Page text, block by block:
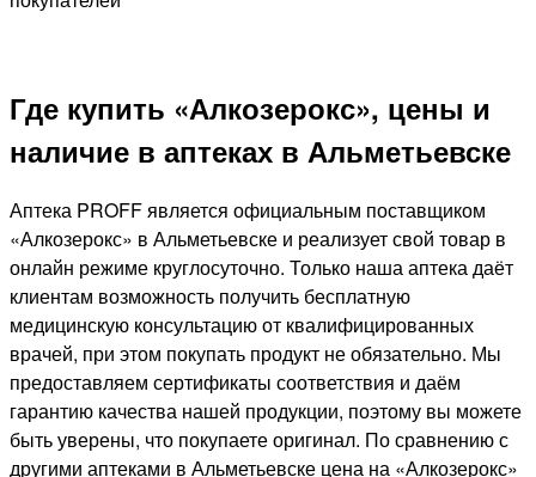
Где купить «Алкозерокс», цены и
наличие в аптеках в Альметьевске
Аптека PROFF является официальным поставщиком
«Алкозерокс» в Альметьевске и реализует свой товар в
онлайн режиме круглосуточно. Только наша аптека даёт
клиентам возможность получить бесплатную
медицинскую консультацию от квалифицированных
врачей, при этом покупать продукт не обязательно. Мы
предоставляем сертификаты соответствия и даём
гарантию качества нашей продукции, поэтому вы можете
быть уверены, что покупаете оригинал. По сравнению с
другими аптеками в Альметьевске цена на «Алкозерокс»